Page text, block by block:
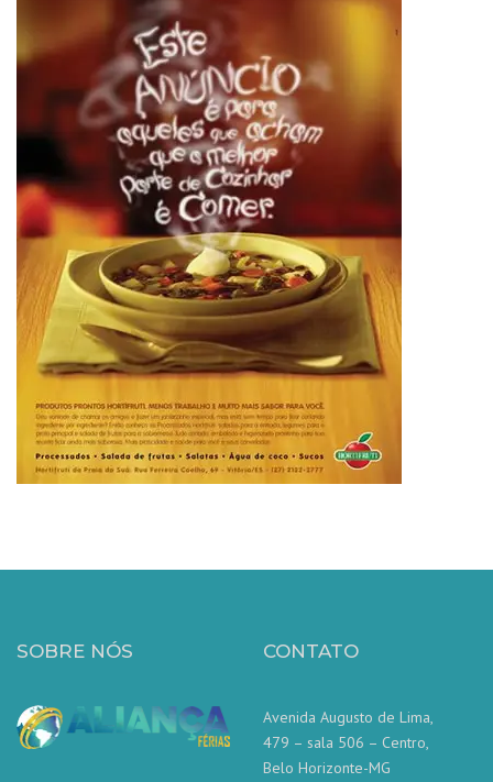
SOBRE NÓS CONTATO
Avenida Augusto de Lima,
479 – sala 506 – Centro,
Belo Horizonte-MG